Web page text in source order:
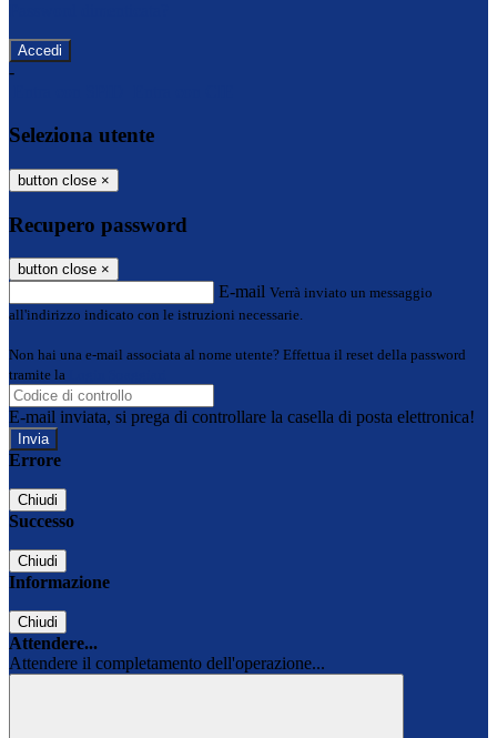
-
Seleziona utente
button close ×
Recupero password
button close ×
E-mail Verrà inviato un messaggio
all'indirizzo indicato con le istruzioni necessarie.
Non hai una e-mail associata al nome utente? Effettua il reset della password
tramite la
E-mail inviata, si prega di controllare la casella di posta elettronica!
Errore
Chiudi
Successo
Chiudi
Informazione
Chiudi
Attendere...
Attendere il completamento dell'operazione...